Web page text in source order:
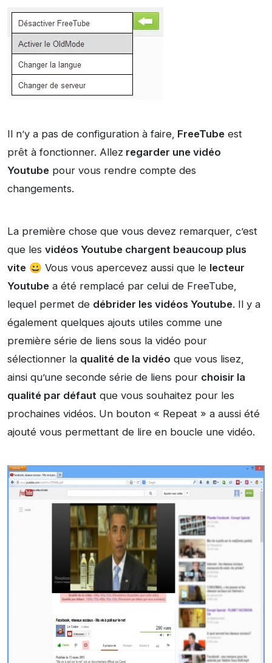
Il n’y a pas de configuration à faire, FreeTube est
prêt à fonctionner. Allez regarder une vidéo
Youtube pour vous rendre compte des
changements.
La première chose que vous devez remarquer, c’est
que les vidéos Youtube chargent beaucoup plus
vite 😀 Vous vous apercevez aussi que le lecteur
Youtube a été remplacé par celui de FreeTube,
lequel permet de débrider les vidéos Youtube. Il y a
également quelques ajouts utiles comme une
première série de liens sous la vidéo pour
sélectionner la qualité de la vidéo que vous lisez,
ainsi qu’une seconde série de liens pour choisir la
qualité par défaut que vous souhaitez pour les
prochaines vidéos. Un bouton « Repeat » a aussi été
ajouté vous permettant de lire en boucle une vidéo.